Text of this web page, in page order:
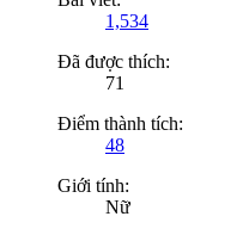
1,534
Đã được thích:
71
Điểm thành tích:
48
Giới tính:
Nữ